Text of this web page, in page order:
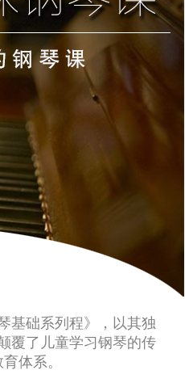
基础系列程》，以其独
覆了儿童学习钢琴的传
体系。